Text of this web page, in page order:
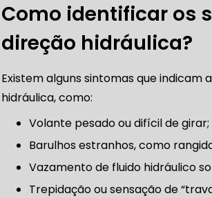
DIREÇÃO HIDRÁULICA
DE DIREÇÃO HIDRÁULICA
ZONA SUL
FREIOS
Como identificar os
direção hidráulica?
Existem alguns sintomas que indicam
hidráulica, como:
Volante pesado ou difícil de girar;
Barulhos estranhos, como
Vazamento de fluido hidráulico
Trepidação ou sensação de